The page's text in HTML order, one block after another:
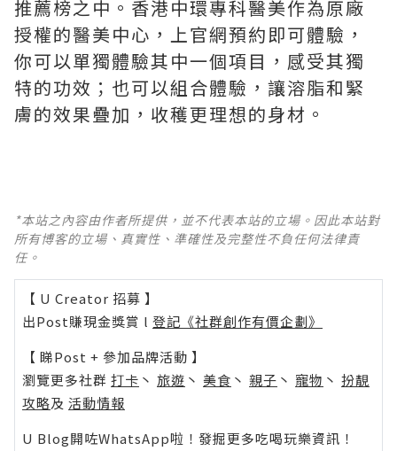
推薦榜之中。香港中環專科醫美作為原廠
授權的醫美中心，上官網預約即可體驗，
你可以單獨體驗其中一個項目，感受其獨
特的功效；也可以組合體驗，讓溶脂和緊
膚的效果疊加，收穫更理想的身材。
*本站之內容由作者所提供，並不代表本站的立場。因此本站對
所有博客的立場、真實性、準確性及完整性不負任何法律責
任。
【 U Creator 招募 】
出Post賺現金獎賞 l 登記《社群創作有價企劃》
【 睇Post + 參加品牌活動 】
瀏覽更多社群 打卡 丶 旅遊 丶 美食 丶 親子 丶 寵物 丶 扮靚
攻略及 活動情報
U Blog開咗WhatsApp啦！發掘更多吃喝玩樂資訊！